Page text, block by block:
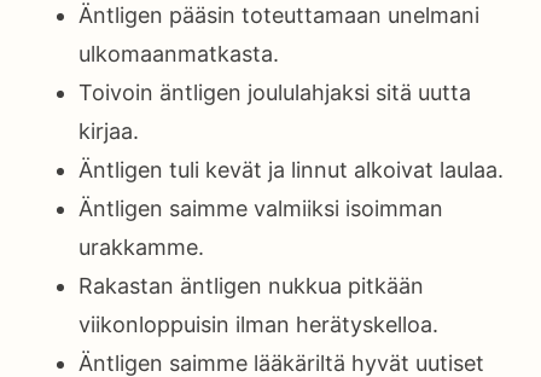
Äntligen pääsin toteuttamaan unelmani
ulkomaanmatkasta.
Toivoin äntligen joululahjaksi sitä uutta
kirjaa.
Äntligen tuli kevät ja linnut alkoivat laulaa.
Äntligen saimme valmiiksi isoimman
urakkamme.
Rakastan äntligen nukkua pitkään
viikonloppuisin ilman herätyskelloa.
Äntligen saimme lääkäriltä hyvät uutiset